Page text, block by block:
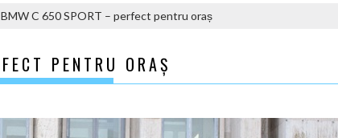
BMW C 650 SPORT – perfect pentru oraș
PENTRU ORAȘ